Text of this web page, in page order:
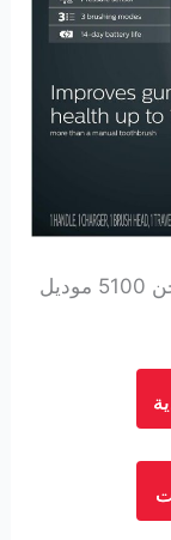
فرشاة اسنان كهربائية قابلة لاعادة الشحن 5100 موديل